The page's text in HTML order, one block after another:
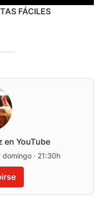
FÁCILES
en YouTube
· 21:30h